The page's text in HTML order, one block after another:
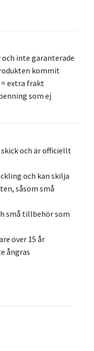
inte garanterade
kommit
= extra frakt
som ej
och är officiellt
och kan skilja
såsom små
små tillbehör som
över 15 år
ångras